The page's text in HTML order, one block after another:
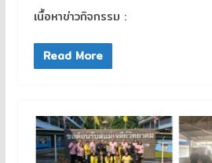
เนื้อหาข่าวกิจกรรม :
Read More